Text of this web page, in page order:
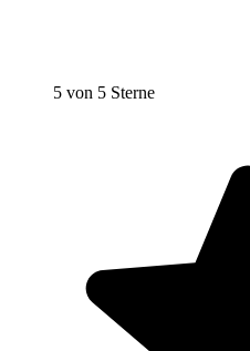
5 von 5 Sterne